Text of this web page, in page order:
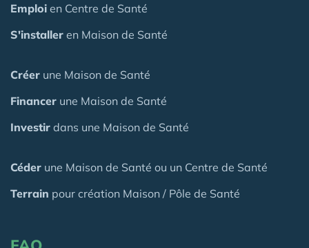
Emploi en Centre de Santé
S'installer en Maison de Santé
Créer une Maison de Santé
Financer une Maison de Santé
Investir dans une Maison de Santé
Céder une Maison de Santé ou un Centre de Santé
Terrain pour création Maison / Pôle de Santé